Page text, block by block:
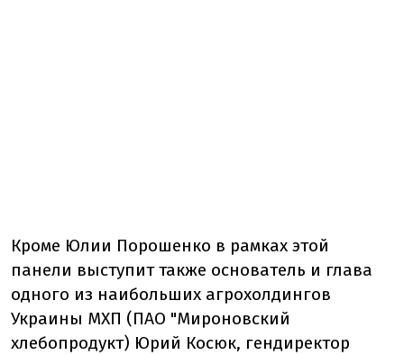
Кроме Юлии Порошенко в рамках этой
панели выступит также основатель и глава
одного из наибольших агрохолдингов
Украины МХП (ПАО "Мироновский
хлебопродукт) Юрий Косюк, гендиректор